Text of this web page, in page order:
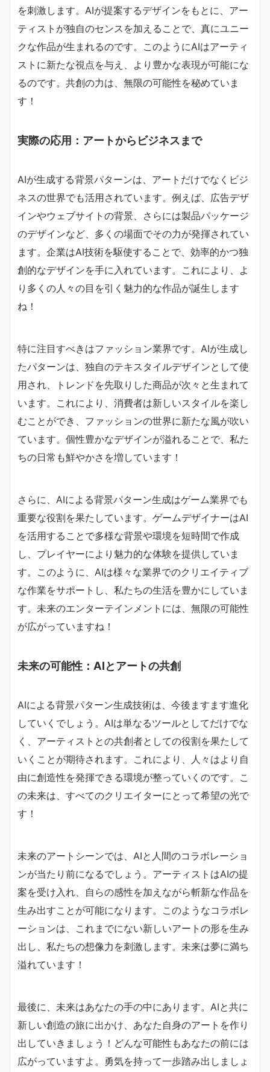
を刺激します。AIが提案するデザインをもとに、アー
ティストが独自のセンスを加えることで、真にユニー
クな作品が生まれるのです。このようにAIはアーティ
ストに新たな視点を与え、より豊かな表現が可能にな
るのです。共創の力は、無限の可能性を秘めていま
す！
実際の応用：アートからビジネスまで
AIが生成する背景パターンは、アートだけでなくビジ
ネスの世界でも活用されています。例えば、広告デザ
インやウェブサイトの背景、さらには製品パッケージ
のデザインなど、多くの場面でその力が発揮されてい
ます。企業はAI技術を駆使することで、効率的かつ独
創的なデザインを手に入れています。これにより、よ
り多くの人々の目を引く魅力的な作品が誕生します
ね！
特に注目すべきはファッション業界です。AIが生成し
たパターンは、独自のテキスタイルデザインとして使
用され、トレンドを先取りした商品が次々と生まれて
います。これにより、消費者は新しいスタイルを楽し
むことができ、ファッションの世界に新たな風が吹い
ています。個性豊かなデザインが溢れることで、私た
ちの日常も鮮やかさを増しています！
さらに、AIによる背景パターン生成はゲーム業界でも
重要な役割を果たしています。ゲームデザイナーはAI
を活用することで多様な背景や環境を短時間で作成
し、プレイヤーにより魅力的な体験を提供していま
す。このように、AIは様々な業界でのクリエイティブ
な作業をサポートし、私たちの生活を豊かにしていま
す。未来のエンターテインメントには、無限の可能性
が広がっていますね！
未来の可能性：AIとアートの共創
AIによる背景パターン生成技術は、今後ますます進化
していくでしょう。AIは単なるツールとしてだけでな
く、アーティストとの共創者としての役割を果たして
いくことが期待されます。これにより、人々はより自
由に創造性を発揮できる環境が整っていくのです。こ
の未来は、すべてのクリエイターにとって希望の光で
す！
未来のアートシーンでは、AIと人間のコラボレーショ
ンが当たり前になるでしょう。アーティストはAIの提
案を受け入れ、自らの感性を加えながら斬新な作品を
生み出すことが可能になります。このようなコラボレ
ーションは、これまでにない新しいアートの形を生み
出し、私たちの想像力を刺激します。未来は夢に満ち
溢れています！
最後に、未来はあなたの手の中にあります。AIと共に
新しい創造の旅に出かけ、あなた自身のアートを作り
出していきましょう！どんな可能性もあなたの前には
広がっていますよ。勇気を持って一歩踏み出しましょ